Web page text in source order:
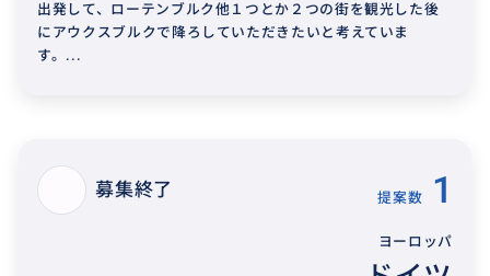
出発して、ローテンブルク他１つとか２つの街を観光した後
にアウクスブルクで降ろしていただきたいと考えていま
す。...
募集終了 提案数 1
ヨーロッパ